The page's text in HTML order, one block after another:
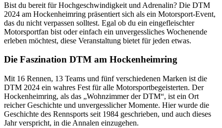
Bist du bereit für Hochgeschwindigkeit und Adrenalin? Die DTM
2024 am Hockenheimring präsentiert sich als ein Motorsport-Event,
das du nicht verpassen solltest. Egal ob du ein eingefleischter
Motorsportfan bist oder einfach ein unvergessliches Wochenende
erleben möchtest, diese Veranstaltung bietet für jeden etwas.
Die Faszination DTM am Hockenheimring
Mit 16 Rennen, 13 Teams und fünf verschiedenen Marken ist die
DTM 2024 ein wahres Fest für alle Motorsportbegeisterten. Der
Hockenheimring, als das „Wohnzimmer der DTM“, ist ein Ort
reicher Geschichte und unvergesslicher Momente. Hier wurde die
Geschichte des Rennsports seit 1984 geschrieben, und auch dieses
Jahr verspricht, in die Annalen einzugehen.